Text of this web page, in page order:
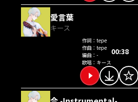
愛言葉
キース
作詞：tepe
作曲：tepe
編曲：-
歌唱： キース
00:38